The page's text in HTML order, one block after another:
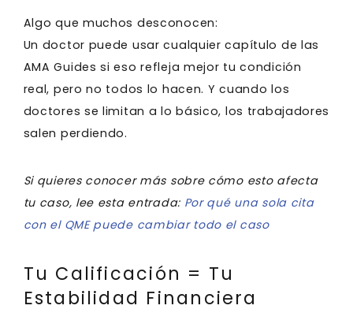
Algo que muchos desconocen:
Un doctor puede usar cualquier capítulo de las
AMA Guides si eso refleja mejor tu condición
real, pero no todos lo hacen. Y cuando los
doctores se limitan a lo básico, los trabajadores
salen perdiendo.
Si quieres conocer más sobre cómo esto afecta
tu caso, lee esta entrada: Por qué una sola cita
con el QME puede cambiar todo el caso
Tu Calificación = Tu
Estabilidad Financiera